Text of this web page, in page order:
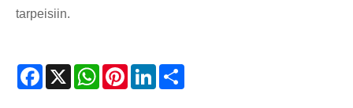
tarpeisiin.
Facebook
X WhatsApp
PinterestLinkedIn